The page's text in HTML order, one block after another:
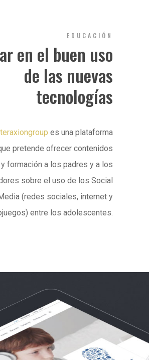
EDUCACIÓN
en el buen uso
de las nuevas
tecnologías
es una plataforma
pretende ofrecer contenidos
y formación a los padres y a los
sobre el uso de los Social
(redes sociales, internet y
entre los adolescentes.